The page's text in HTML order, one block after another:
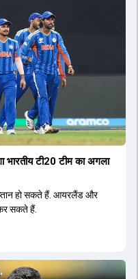
टी20 टीम का अगला
हो सकते हैं. आयरलैंड और
सकते हैं.